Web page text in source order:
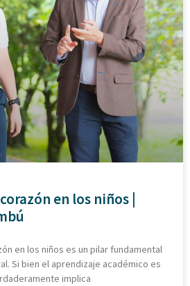
en los niños |
en los niños es un pilar fundamental
Si bien el aprendizaje académico es
implica